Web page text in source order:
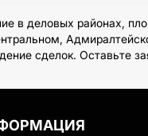
в деловых районах,
сделок. Оставьте